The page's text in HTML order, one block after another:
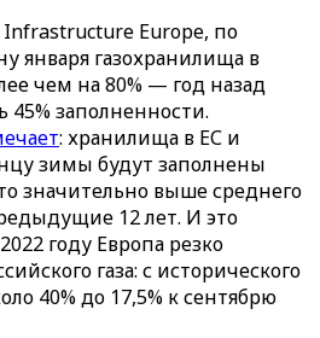
Infrastructure Europe, по
января газохранилища в
чем на 80% — год назад
заполненности.
: хранилища в ЕС и
зимы будут заполнены
значительно выше среднего
12 лет. И это
году Европа резко
газа: с исторического
40% до 17,5% к сентябрю